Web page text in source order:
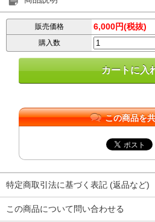
販売価格 6,000円(税抜)
購入数
この商品を
特定商取引法に基づく表記 (返品など)
この商品について問い合わせる